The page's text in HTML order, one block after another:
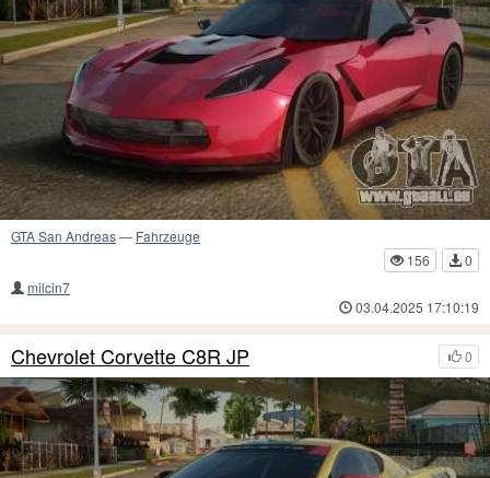
GTA San Andreas— Fahrzeuge
156
0
milcin7
03.04.2025 17:10:19
0
Chevrolet Corvette C8R JP